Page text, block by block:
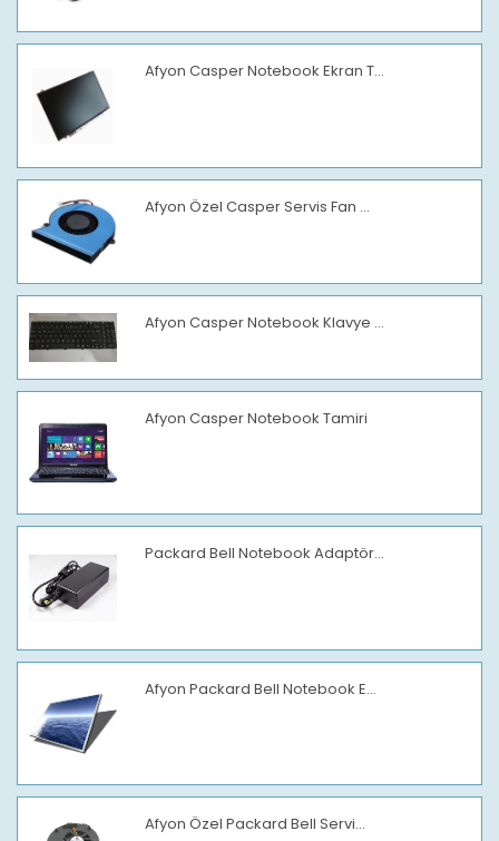
Afyon Casper Notebook Ekran T...
Afyon Özel Casper Servis Fan ...
Afyon Casper Notebook Klavye ...
Afyon Casper Notebook Tamiri
Packard Bell Notebook Adaptör...
Afyon Packard Bell Notebook E...
Afyon Özel Packard Bell Servi...